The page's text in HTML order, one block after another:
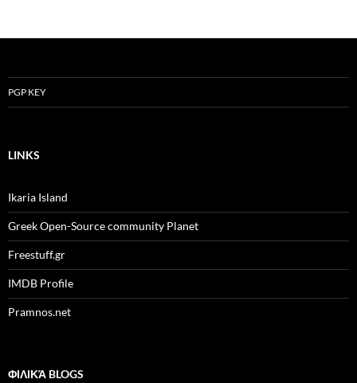
PGP KEY
LINKS
Ikaria Island
Greek Open-Source community Planet
Freestuff.gr
IMDB Profile
Pramnos.net
ΦΙΛΙΚΆ BLOGS